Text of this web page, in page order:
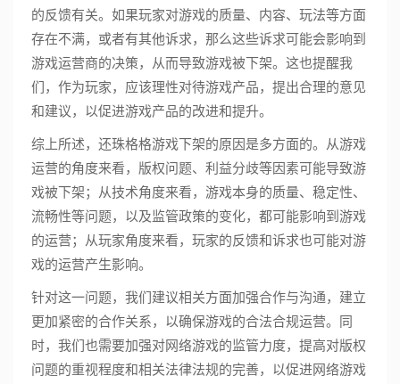
的反馈有关。如果玩家对游戏的质量、内容、玩法等方面
存在不满，或者有其他诉求，那么这些诉求可能会影响到
游戏运营商的决策，从而导致游戏被下架。这也提醒我
们，作为玩家，应该理性对待游戏产品，提出合理的意见
和建议，以促进游戏产品的改进和提升。
综上所述，还珠格格游戏下架的原因是多方面的。从游戏
运营的角度来看，版权问题、利益分歧等因素可能导致游
戏被下架；从技术角度来看，游戏本身的质量、稳定性、
流畅性等问题，以及监管政策的变化，都可能影响到游戏
的运营；从玩家角度来看，玩家的反馈和诉求也可能对游
戏的运营产生影响。
针对这一问题，我们建议相关方面加强合作与沟通，建立
更加紧密的合作关系，以确保游戏的合法合规运营。同
时，我们也需要加强对网络游戏的监管力度，提高对版权
问题的重视程度和相关法律法规的完善，以促进网络游戏